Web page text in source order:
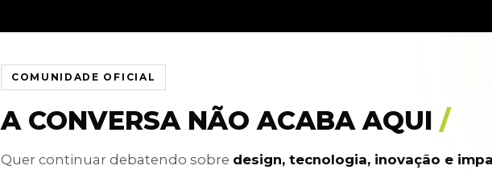
COMUNIDADE OFICIAL
A CONVERSA NÃO ACABA AQUI /
Quer continuar debatendo sobre design, tecnologia, inovação e